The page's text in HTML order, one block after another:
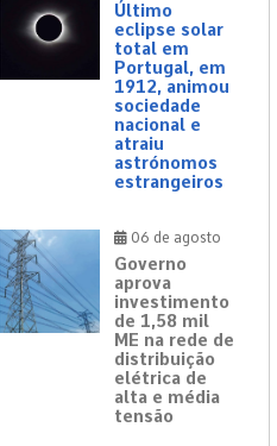
Último
eclipse solar
total em
Portugal, em
1912, animou
sociedade
nacional e
atraiu
astrónomos
estrangeiros
06 de agosto
Governo
aprova
investimento
de 1,58 mil
ME na rede de
distribuição
elétrica de
alta e média
tensão